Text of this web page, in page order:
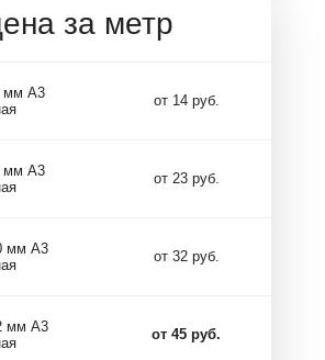
за метр
мм А3
от 14 руб.
мм А3
от 23 руб.
мм А3
от 32 руб.
мм А3
от 45 руб.